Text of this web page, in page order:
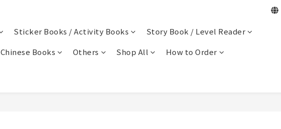
Sticker Books / Activity Books
Story Book / Level Reader
Chinese Books Others Shop All
How to Order